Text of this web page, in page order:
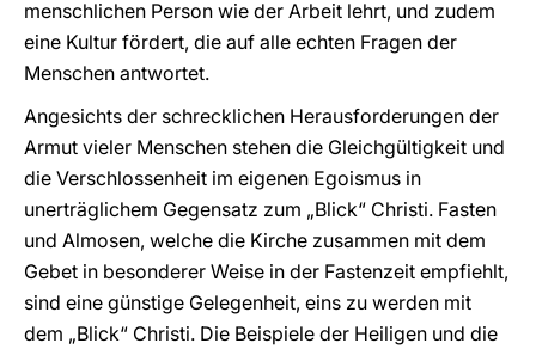
menschlichen Person wie der Arbeit lehrt, und zudem
eine Kultur fördert, die auf alle echten Fragen der
Menschen antwortet.
Angesichts der schrecklichen Herausforderungen der
Armut vieler Menschen stehen die Gleichgültigkeit und
die Verschlossenheit im eigenen Egoismus in
unerträglichem Gegensatz zum „Blick“ Christi. Fasten
und Almosen, welche die Kirche zusammen mit dem
Gebet in besonderer Weise in der Fastenzeit empfiehlt,
sind eine günstige Gelegenheit, eins zu werden mit
dem „Blick“ Christi. Die Beispiele der Heiligen und die